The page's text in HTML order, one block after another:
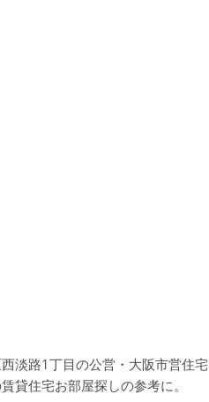
淡路1丁目の公営・大阪市営住
貸住宅お部屋探しの参考に。